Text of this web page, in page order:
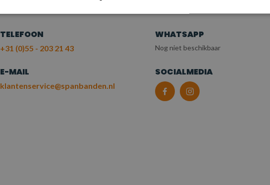
TELEFOON
+31 (0)55 - 203 21 43
WHATSAPP
Nog niet beschikbaar
E-MAIL
klantenservice@spanbanden.nl
SOCIALMEDIA